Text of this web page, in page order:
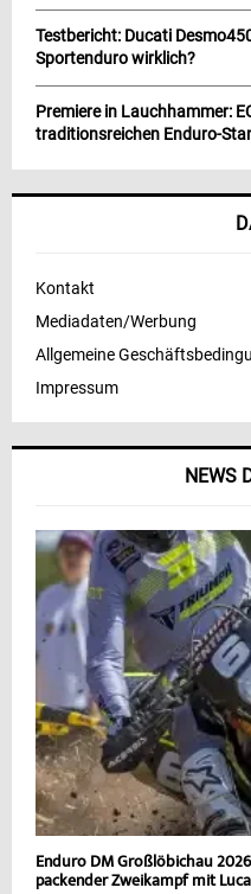
NEWS
Enduro DM Großlöbichau
packender Zweikampf mit
Testbericht: Ducati
Sportenduro wirklich?
Premiere in Lauchhammer:
traditionsreichen Enduro-
Kontakt
Mediadaten/Werbung
Allgemeine
Impressum